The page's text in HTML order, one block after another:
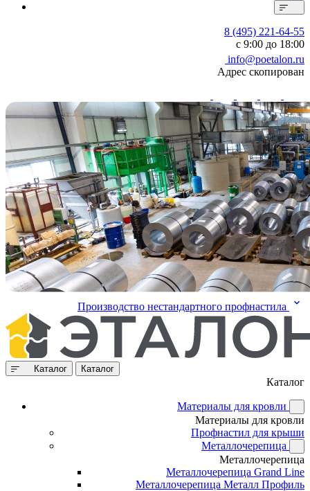
8 (495) 221-64-55
с 9:00 до 18:00
info@poetalon.ru
Адрес скопирован
Производство нестандартного профнастила
Каталог Каталог
Каталог
Материалы для кровли
Материалы для кровли
Профнастил для крыши
Металлочерепица
Металлочерепица
Металлочерепица Grand Line
Металлочерепица Металл Профиль